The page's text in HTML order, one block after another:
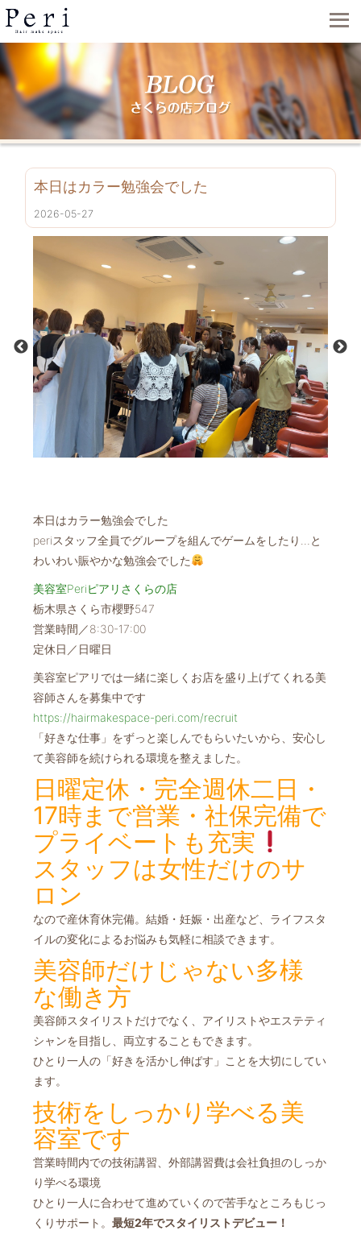
本日はカラー勉強会でした
2026-05-27
本日はカラー勉強会でした
periスタッフ全員でグループを組んでゲームをしたり…と
わいわい賑やかな勉強会でした
美容室Periピアリさくらの店
栃木県さくら市櫻野547
営業時間／8:30-17:00
定休日／日曜日
美容室ピアリでは一緒に楽しくお店を盛り上げてくれる美
容師さんを募集中です
https://hairmakespace-peri.com/recruit
「好きな仕事」をずっと楽しんでもらいたいから、安心し
て美容師を続けられる環境を整えました。
日曜定休・完全週休二日・
17時まで営業・社保完備で
プライベートも充実
スタッフは女性だけのサ
ロン
なので産休育休完備。結婚・妊娠・出産など、ライフスタ
イルの変化によるお悩みも気軽に相談できます。
美容師だけじゃない多様
な働き方
美容師スタイリストだけでなく、アイリストやエステティ
シャンを目指し、両立することもできます。
ひとり一人の「好きを活かし伸ばす」ことを大切にしてい
ます。
技術をしっかり学べる美
容室です
営業時間内での技術講習、外部講習費は会社負担のしっか
り学べる環境
ひとり一人に合わせて進めていくので苦手なところもじっ
くりサポート。最短2年でスタイリストデビュー！